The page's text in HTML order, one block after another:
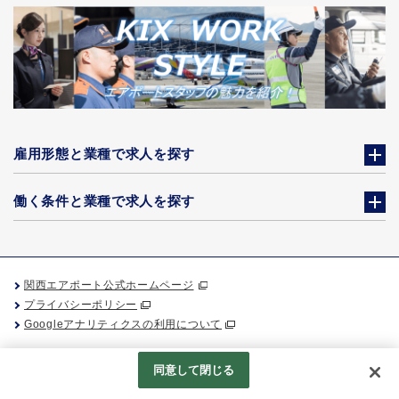
雇用形態と業種で求人を探す
働く条件と業種で求人を探す
関西エアポート公式ホームページ
プライバシーポリシー
Googleアナリティクスの利用について
同意して閉じる